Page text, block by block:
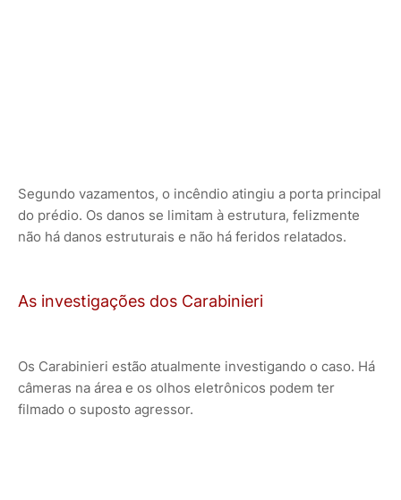
Segundo vazamentos, o incêndio atingiu a porta principal
do prédio. Os danos se limitam à estrutura, felizmente
não há danos estruturais e não há feridos relatados.
As investigações dos Carabinieri
Os Carabinieri estão atualmente investigando o caso. Há
câmeras na área e os olhos eletrônicos podem ter
filmado o suposto agressor.